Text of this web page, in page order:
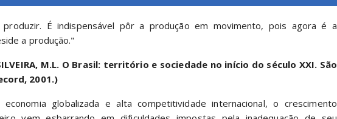
É indispensável pôr a produção em movimento, pois agora é a
a produção."
M.L. O Brasil: território e sociedade no início do século XXI. São
2001.)